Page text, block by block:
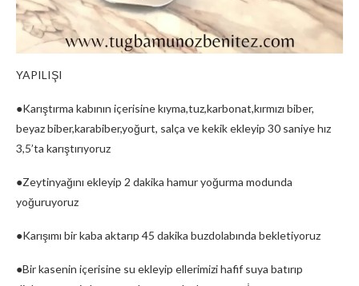
YAPILIŞI
●Karıştırma kabının içerisine kıyma,tuz,karbonat,kırmızı biber,
beyaz biber,karabiber,yoğurt, salça ve kekik ekleyip 30 saniye hız
3,5’ta karıştırıyoruz
●Zeytinyağını ekleyip 2 dakika hamur yoğurma modunda
yoğuruyoruz
●Karışımı bir kaba aktarıp 45 dakika buzdolabında bekletiyoruz
●Bir kasenin içerisine su ekleyip ellerimizi hafif suya batırıp